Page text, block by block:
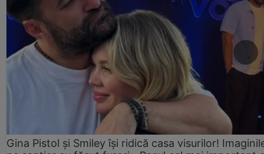
Gina Pistol și Smiley își ridică casa visurilor!